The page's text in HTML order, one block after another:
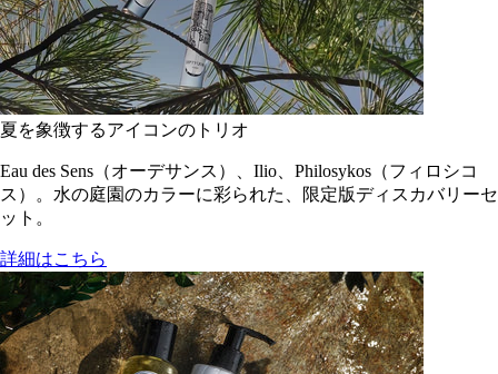
夏を象徴するアイコンのトリオ
Eau des Sens（オーデサンス）、Ilio、Philosykos（フィロシコ
ス）。水の庭園のカラーに彩られた、限定版ディスカバリーセ
ット。
詳細はこちら